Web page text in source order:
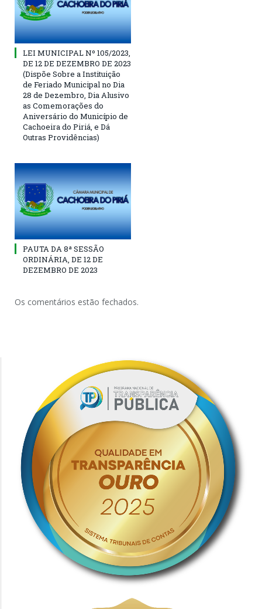
LEI MUNICIPAL Nº 105/2023,
DE 12 DE DEZEMBRO DE 2023
(Dispõe Sobre a Instituição
de Feriado Municipal no Dia
28 de Dezembro, Dia Alusivo
as Comemorações do
Aniversário do Município de
Cachoeira do Piriá, e Dá
Outras Providências)
PAUTA DA 8ª SESSÃO
ORDINÁRIA, DE 12 DE
DEZEMBRO DE 2023
Os comentários estão fechados.